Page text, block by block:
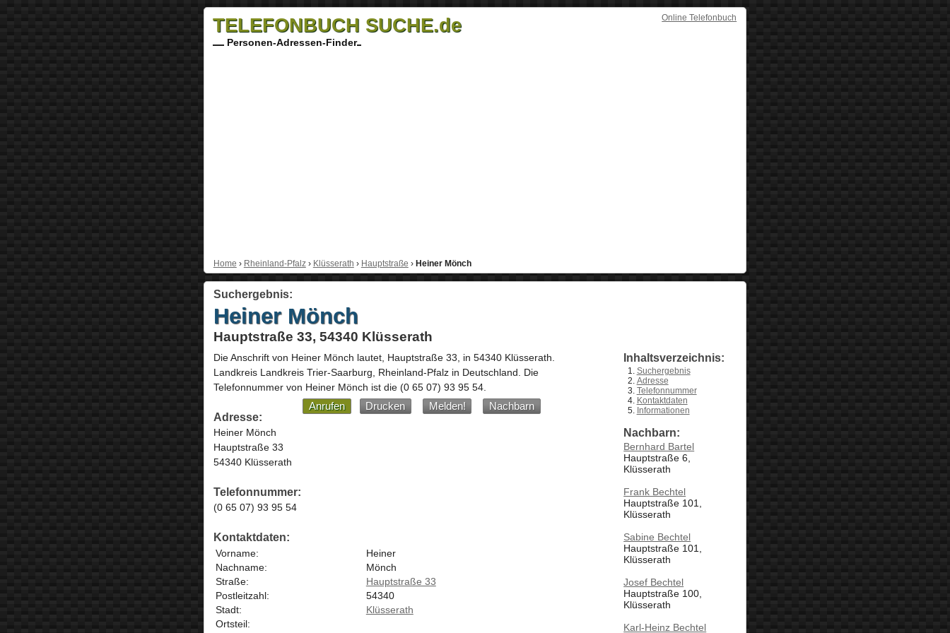
Online Telefonbuch
TELEFONBUCH SUCHE.de
Personen-Adressen-Finder
Home › Rheinland-Pfalz› Klüsserath › Hauptstraße › Heiner Mönch
Suchergebnis:
Heiner Mönch
Hauptstraße 33, 54340 Klüsserath
Die Anschrift von Heiner Mönch lautet, Hauptstraße 33 , in 54340 Klüsserath
Landkreis Landkreis Trier-Saarburg, Rheinland-Pfalzin Deutschland
Die
Telefonnummer von Heiner Mönch ist die (0 65 07) 93 95 54.
Anrufen Drucken Melden!
Nachbarn
Adresse:
Heiner Mönch
Hauptstraße 33
54340 Klüsserath
Telefonnummer:
(0 65 07) 93 95 54
Kontaktdaten:
Vorname:
Heiner
Nachname:
Mönch
Straße:
Hauptstraße 33
Postleitzahl:
54340
Stadt:
Klüsserath
Ortsteil:
Inhaltsverzeichnis:
Suchergebnis
Adresse
Telefonnummer
Kontaktdaten
Informationen
Nachbarn:
Bernhard Bartel
Hauptstraße 6,
Klüsserath
Frank Bechtel
Hauptstraße 101,
Klüsserath
Sabine Bechtel
Hauptstraße 101,
Klüsserath
Josef Bechtel
Hauptstraße 100,
Klüsserath
Karl-Heinz Bechtel